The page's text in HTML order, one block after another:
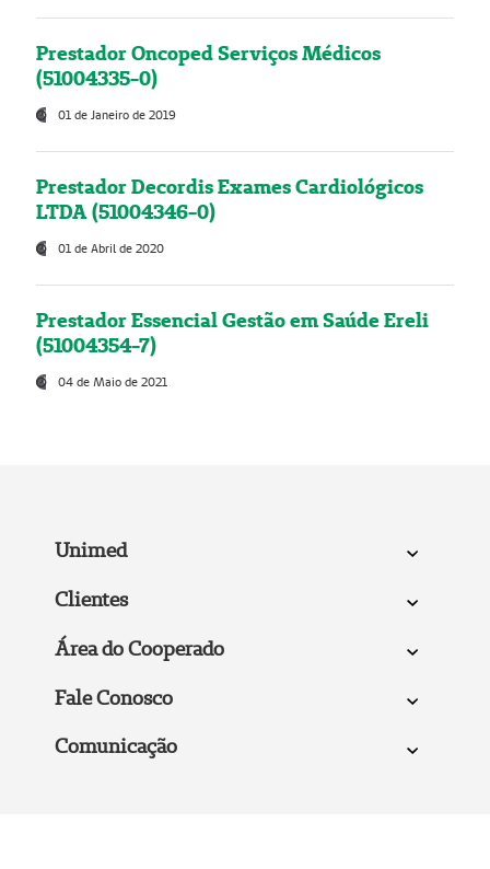
Prestador Oncoped Serviços Médicos
(51004335-0)
01 de Janeiro de 2019
Prestador Decordis Exames Cardiológicos
LTDA (51004346-0)
01 de Abril de 2020
Prestador Essencial Gestão em Saúde Ereli
(51004354-7)
04 de Maio de 2021
Unimed
Clientes
Área do Cooperado
Fale Conosco
Comunicação